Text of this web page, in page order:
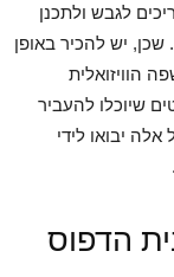
לגבש ולתכנן
יש להכיר באופן
הוויזואלית
שיוכלו להעביר
יבואו לידי
הדפוס